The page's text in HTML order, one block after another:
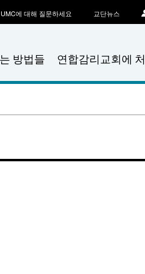
방법들 연합감리교회에
UMC에 대해 질문하세요 교단뉴스